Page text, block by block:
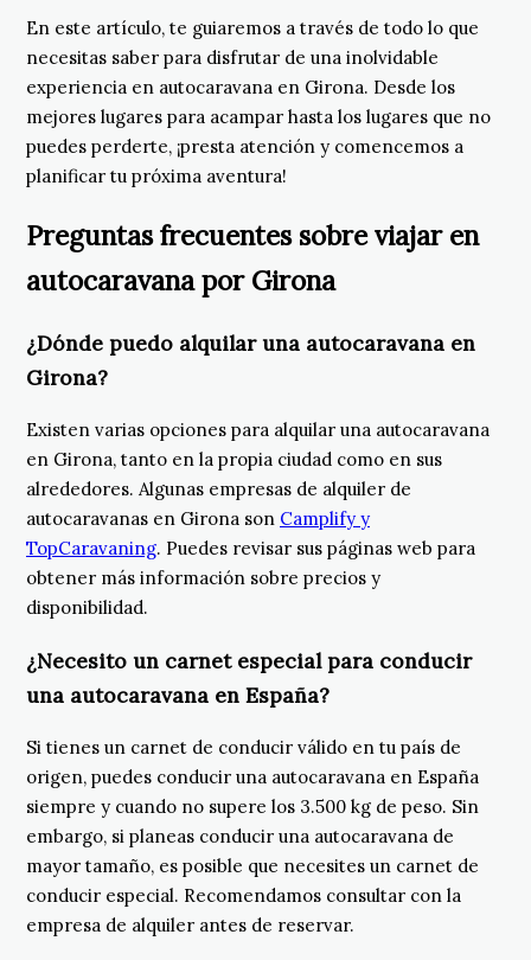
En este artículo, te guiaremos a través de todo lo que
necesitas saber para disfrutar de una inolvidable
experiencia en autocaravana en Girona. Desde los
mejores lugares para acampar hasta los lugares que no
puedes perderte, ¡presta atención y comencemos a
planificar tu próxima aventura!
Preguntas frecuentes sobre viajar en
autocaravana por Girona
¿Dónde puedo alquilar una autocaravana en
Girona?
Existen varias opciones para alquilar una autocaravana
en Girona, tanto en la propia ciudad como en sus
alrededores. Algunas empresas de alquiler de
autocaravanas en Girona son Camplify y
TopCaravaning. Puedes revisar sus páginas web para
obtener más información sobre precios y
disponibilidad.
¿Necesito un carnet especial para conducir
una autocaravana en España?
Si tienes un carnet de conducir válido en tu país de
origen, puedes conducir una autocaravana en España
siempre y cuando no supere los 3.500 kg de peso. Sin
embargo, si planeas conducir una autocaravana de
mayor tamaño, es posible que necesites un carnet de
conducir especial. Recomendamos consultar con la
empresa de alquiler antes de reservar.